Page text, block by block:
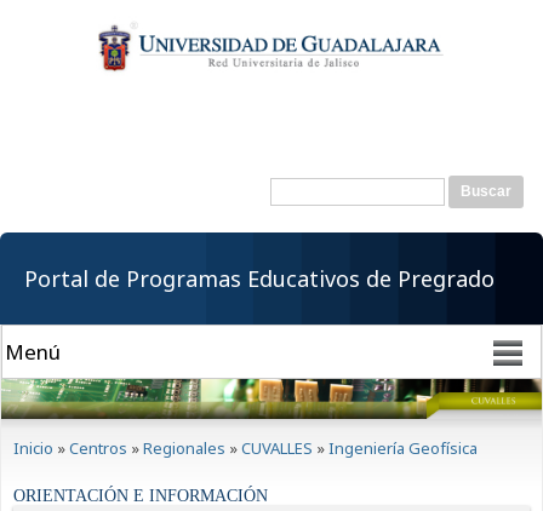
contenido
principal
Formulario de
Buscar
Portal de Programas Educativos de Pregrado
Inicio »Centros »Regionales »CUVALLES »Ingeniería Geofísica
ORIENTACIÓN E INFORMACIÓN